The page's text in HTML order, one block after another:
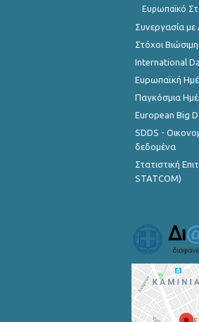
Ευρωπαϊκό
Συνεργασία με
Στόχοι
International
Ευρωπαϊκή
Παγκόσμια
European Big
SDDS -
δεδομένα
Στατιστική
STATCOM)